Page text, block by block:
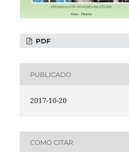
PDF
PUBLICADO
2017-10-20
COMO CITAR